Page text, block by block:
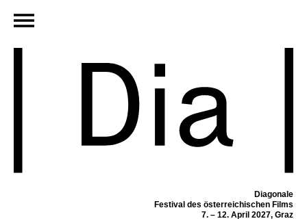
Diagonale
Festival des österreichischen Films
7. – 12. April 2027, Graz